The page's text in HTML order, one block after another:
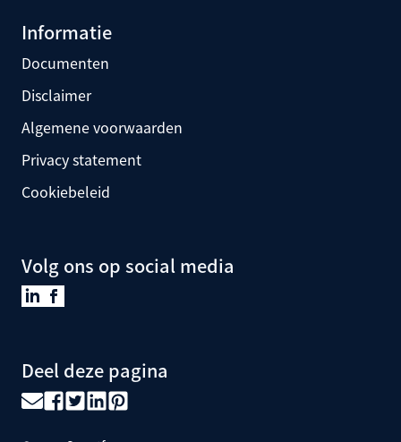
Informatie
Documenten
Disclaimer
Algemene voorwaarden
Privacy statement
Cookiebeleid
Volg ons op social media
Deel deze pagina